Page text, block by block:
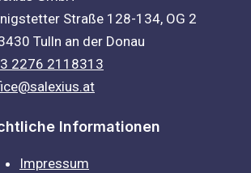
Straße 128-134, OG 2
Tulln an der Donau
2276 2118313
Informationen
Impressum